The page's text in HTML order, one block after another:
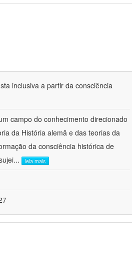
inclusiva a partir da consciência
campo do conhecimento direcionado
da História alemã e das teorias da
da consciência histórica de
... leia mais